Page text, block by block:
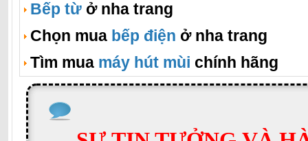
Bếp từ ở nha trang
Chọn mua bếp điện ở nha trang
Tìm mua máy hút mùi chính hãng